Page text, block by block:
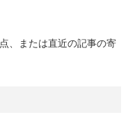
、または直近の記事の寄